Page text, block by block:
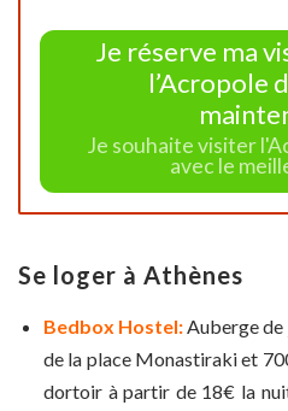
Je réserve ma
l’Acropole
Je souhaite visiter
avec le
Se loger à Athènes
Bedbox Hostel:Auberge de
de la place Monastiraki et
dortoir à partir de 18€ la